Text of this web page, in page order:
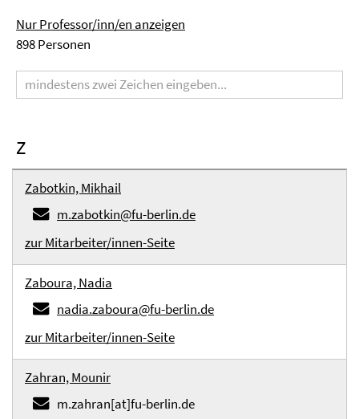
Nur Professor/inn/en anzeigen
898 Personen
Z
Zabotkin, Mikhail
m.zabotkin@fu-berlin.de
zur Mitarbeiter/innen-Seite
Zaboura, Nadia
nadia.zaboura@fu-berlin.de
zur Mitarbeiter/innen-Seite
Zahran, Mounir
m.zahran[at]fu-berlin.de